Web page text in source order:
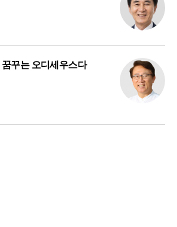
꾸는 오디세우스다